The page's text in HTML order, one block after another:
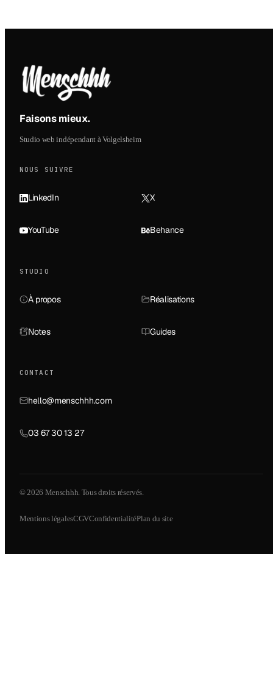
Faisons mieux.
Studio web indépendant à Volgelsheim
NOUS SUIVRE
LinkedIn X
YouTube Behance
STUDIO
À propos Réalisations
Notes Guides
CONTACT
hello@menschhh.com
03 67 30 13 27
© 2026 Menschhh. Tous droits réservés.
Mentions légalesCGVConfidentialitéPlan du site